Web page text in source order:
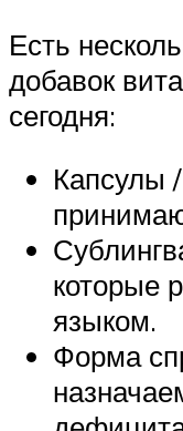
Есть
добавок
сегодня:
Капсулы
которые
языком.
Форма